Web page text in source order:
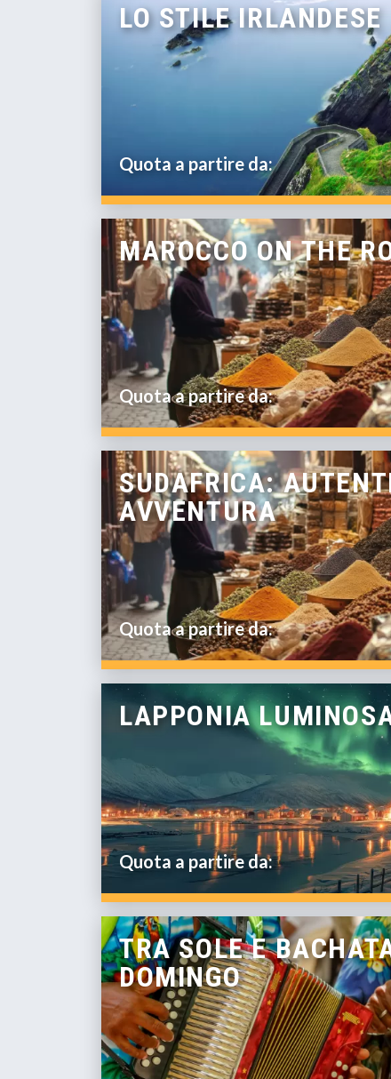
LO STILE IRLANDESE
Quota a partire da:
MAROCCO ON THE
Quota a partire da:
SUDAFRICA:
AVVENTURA
Quota a partire da:
LAPPONIA
Quota a partire da:
TRA SOLE E
DOMINGO